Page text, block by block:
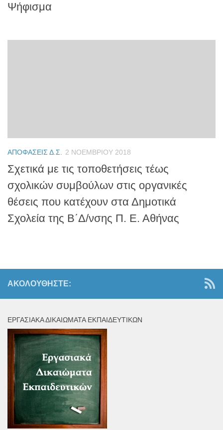
Ψήφισμα
ΑΠΟΦΆΣΕΙΣ Δ.Σ. 2 ΝΟΕΜΒΡΊΟΥ 2018
Σχετικά με τις τοποθετήσεις τέως
σχολικών συμβούλων στις οργανικές
θέσεις που κατέχουν στα Δημοτικά
Σχολεία της Β΄Δ/νσης Π. Ε. Αθήνας
ΑΚΟΛΟΥΘΉΣΤΕ:
ΕΡΓΑΣΙΑΚΆ ΔΙΚΑΙΏΜΑΤΑ ΕΚΠΑΙΔΕΥΤΙΚΏΝ